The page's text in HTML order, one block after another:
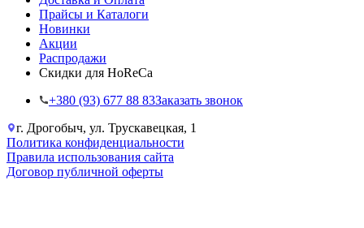
Прайсы и Каталоги
Новинки
Акции
Распродажи
Скидки для HoReCa
+38‎0 (93) 677 88 83Заказать звонок
г. Дрогобыч, ул. Трускавецкая, 1
Политика конфиденциальности
Правила использования сайта
Договор публичной оферты